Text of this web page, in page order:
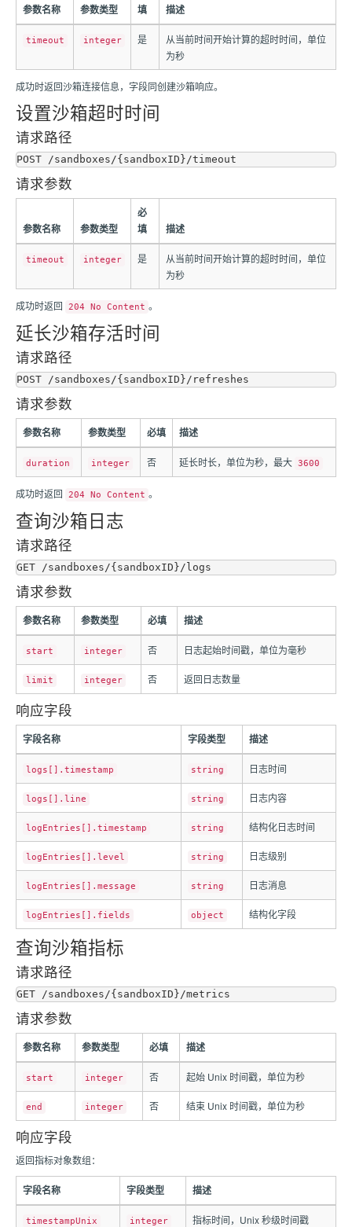
参数名称 参数类型 填 描述
timeout integer 是
从当前时间开始计算的超时时间，单位
为秒
成功时返回沙箱连接信息，字段同创建沙箱响应。
设置沙箱超时时间
请求路径
请求参数
参数名称 参数类型
必
填
描述
timeout integer 是
从当前时间开始计算的超时时间，单位
为秒
成功时返回 204 No Content 。
延长沙箱存活时间
请求路径
请求参数
参数名称 参数类型 必填 描述
duration integer 否 延长时长，单位为秒，最大 3600
成功时返回 204 No Content 。
查询沙箱日志
请求路径
请求参数
参数名称 参数类型 必填 描述
start integer 否 日志起始时间戳，单位为毫秒
limit integer 否 返回日志数量
响应字段
字段名称 字段类型 描述
logs[].timestamp string 日志时间
logs[].line string 日志内容
logEntries[].timestamp string 结构化日志时间
logEntries[].level string 日志级别
logEntries[].message string 日志消息
logEntries[].fields object 结构化字段
查询沙箱指标
请求路径
请求参数
参数名称 参数类型 必填 描述
start integer 否 起始 Unix 时间戳，单位为秒
end integer 否 结束 Unix 时间戳，单位为秒
响应字段
返回指标对象数组：
字段名称 字段类型 描述
timestampUnix integer 指标时间，Unix 秒级时间戳